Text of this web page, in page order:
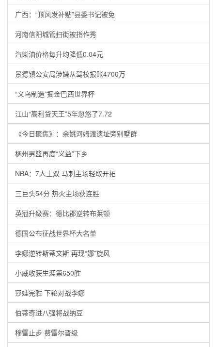
广西：“顶风发补贴”县委书记被免
河南信阳城管扫街被指作秀
汽柴油价格每升均降低0.04元
景德镇公安局涉嫌从驾校报账4700万
“义乌制造”掘金巴西世界杯
江山“高利贷天王”5年忽悠了7.72
《今日聚焦》：余姚河姆渡遗址旁别墅群
稠州男篮再度“义益”下乡
NBA：7人上双 马刺主场轻取开拓
三巨头54分 热火主场获连胜
英冠升级赛：德比郡逆转布莱顿
德国公布征战世界杯大名单
李娜逆转斯蒂文斯 再现“娜”旋风
小威收获生涯第650胜
莎娃完胜 下轮对战李娜
伯蒂奇进八强将战纳豆
穆雷止步 费雷尔晋级